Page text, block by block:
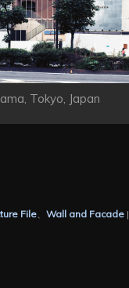
Tokyo, Japan
File 、Wall and Facade |